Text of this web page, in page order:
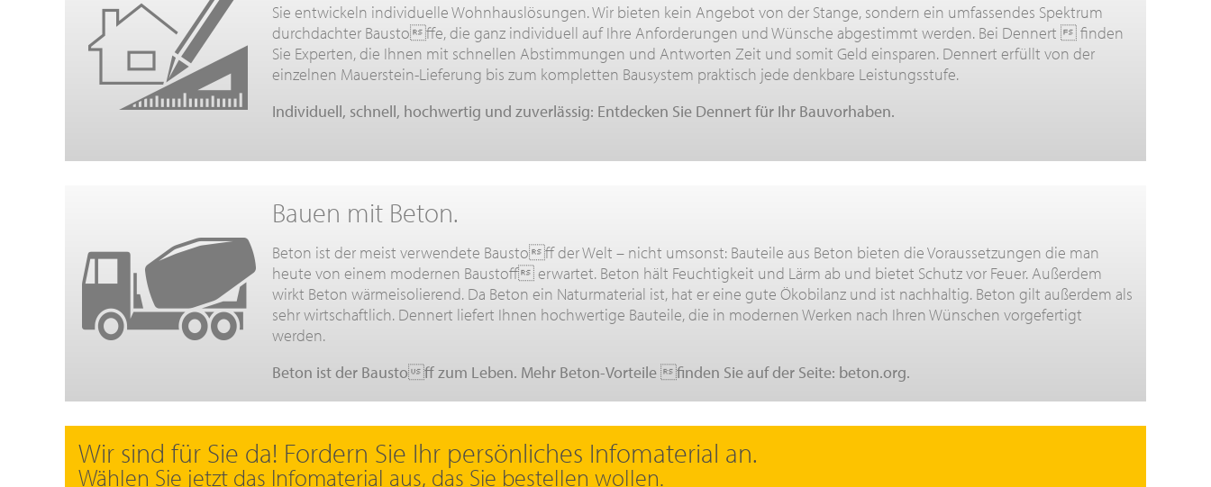
Sie entwickeln individuelle Wohnhauslösungen. Wir bieten kein Angebot von der Stange, sondern ein umfassendes Spektrum
durchdachter Baustoffe, die ganz individuell auf Ihre Anforderungen und Wünsche abgestimmt werden. Bei Dennert  finden
Sie Experten, die Ihnen mit schnellen Abstimmungen und Antworten Zeit und somit Geld einsparen. Dennert erfüllt von der
einzelnen Mauerstein-Lieferung bis zum kompletten Bausystem praktisch jede denkbare Leistungsstufe.
Individuell, schnell, hochwertig und zuverlässig: Entdecken Sie Dennert für Ihr Bauvorhaben.
Bauen mit Beton.
Beton ist der meist verwendete Baustoff der Welt – nicht umsonst: Bauteile aus Beton bieten die Voraussetzungen die man
heute von einem modernen Baustoff erwartet. Beton hält Feuchtigkeit und Lärm ab und bietet Schutz vor Feuer. Außerdem
wirkt Beton wärmeisolierend. Da Beton ein Naturmaterial ist, hat er eine gute Ökobilanz und ist nachhaltig. Beton gilt außerdem als
sehr wirtschaftlich. Dennert liefert Ihnen hochwertige Bauteile, die in modernen Werken nach Ihren Wünschen vorgefertigt
werden.
Beton ist der Baustoff zum Leben. Mehr Beton-Vorteile finden Sie auf der Seite: beton.org.
Wir sind für Sie da! Fordern Sie Ihr persönliches Infomaterial an.
Wählen Sie jetzt das Infomaterial aus, das Sie bestellen wollen.